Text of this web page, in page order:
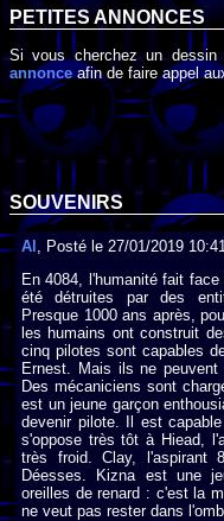
PETITES ANNONCES
Si vous cherchez un
annonce afin de faire appel
SOUVENIRS
Al , Posté le 27/01/2019 10:41.
En 4084, l'humanité fait
été détruites par des
Presque 1000 ans après,
les humains ont construit
cinq pilotes sont capables
Ernest. Mais ils ne peuvent
Des mécaniciens sont
est un jeune garçon
devenir pilote. Il est
s'oppose très tôt à Hiead,
très froid. Clay, l'aspirant
Déesses. Kizna est une
oreilles de renard : c'est la
ne veut pas rester dans